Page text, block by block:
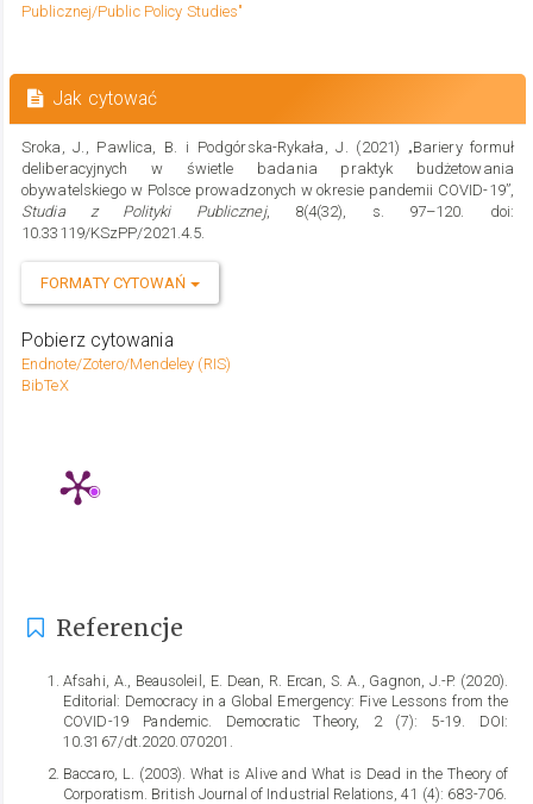
Publicznej/Public Policy Studies"
Jak cytować
Sroka, J., Pawlica, B. i Podgórska-Rykała, J. (2021) „Bariery formuł
deliberacyjnych w świetle badania praktyk budżetowania
obywatelskiego w Polsce prowadzonych w okresie pandemii COVID-19”,
Studia z Polityki Publicznej, 8(4(32), s. 97–120. doi:
10.33119/KSzPP/2021.4.5.
FORMATY CYTOWAŃ
Pobierz cytowania
Endnote/Zotero/Mendeley (RIS)
BibTeX
Referencje
Afsahi, A., Beausoleil, E. Dean, R. Ercan, S. A., Gagnon, J.-P. (2020).
Editorial: Democracy in a Global Emergency: Five Lessons from the
COVID-19 Pandemic. Democratic Theory, 2 (7): 5-19. DOI:
10.3167/dt.2020.070201.
Baccaro, L. (2003). What is Alive and What is Dead in the Theory of
Corporatism. British Journal of Industrial Relations, 41 (4): 683-706.